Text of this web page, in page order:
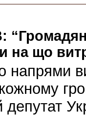
на що
напрями